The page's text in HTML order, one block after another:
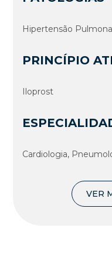
Hipertensão
PRINCÍPIO
Iloprost
Cardiologia,
VER